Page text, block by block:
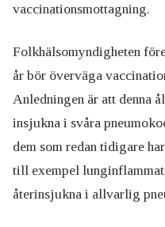
vaccinationsmottagning.
Folkhälsomyndigheten
år bör överväga
Anledningen är att denna
insjukna i svåra
dem som redan tidigare
till exempel
återinsjukna i allvarlig